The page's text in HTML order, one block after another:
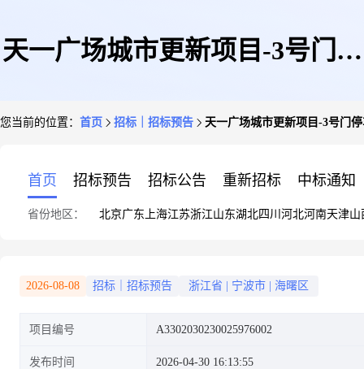
天一广场城市更新项目-3号门停
您当前的位置： 首页 招标｜招标预告 天一广场城市更新项目-3号门
首页 招标预告 招标公告 重新招标 中标通知
省份地区： 北京广东 上海江苏浙江山东湖北四川 河北河南天津山
2026-08-08 招标｜招标预告 浙江省 宁波市 海曙区
项目编号 A3302030230025976002
发布时间 2026-04-30 16:13:55